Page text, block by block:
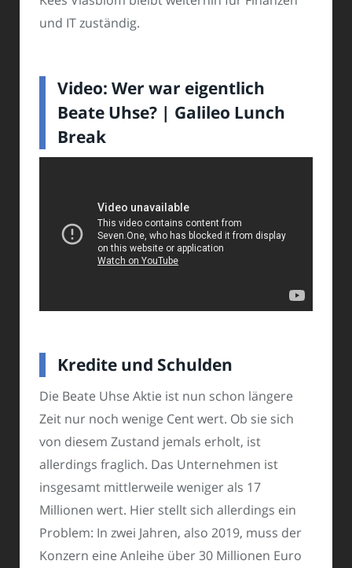
und IT zuständig.
Video: Wer war eigentlich
Beate Uhse? | Galileo Lunch
Break
Kredite und Schulden
Die Beate Uhse Aktie ist nun schon längere
Zeit nur noch wenige Cent wert. Ob sie sich
von diesem Zustand jemals erholt, ist
allerdings fraglich. Das Unternehmen ist
insgesamt mittlerweile weniger als 17
Millionen wert. Hier stellt sich allerdings ein
Problem: In zwei Jahren, also 2019, muss der
Konzern eine Anleihe über 30 Millionen Euro